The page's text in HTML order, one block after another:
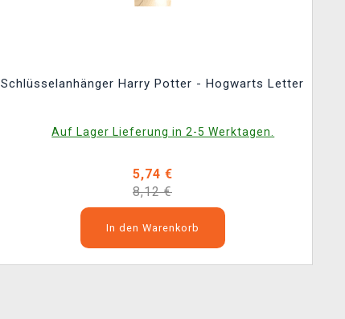
Schlüsselanhänger Harry Potter - Hogwarts Letter
Auf Lager Lieferung in 2-5 Werktagen.
5,74 €
8,12 €
In den Warenkorb